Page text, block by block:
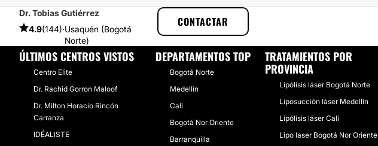
Dr. Tobias Gutiérrez
4.9(144)·Usaquén (Bogotá
Norte)
CONTACTAR
CLINICASESTETICAS EXPERIENCIAS SOBRE LIPÓLISIS LÁSER
ÚLTIMOS CENTROS VISTOS
Centro Elite
Dr. Rachid Gorron Maloof
Dr. Milton Horacio Rincón
Carranza
IDÉALISTE
DEPARTAMENTOS TOP
Bogotá Norte
Medellín
Cali
Bogotá Nor Oriente
Barranquilla
TRATAMIENTOS POR
PROVINCIA
Lipólisis láser Bogotá Norte
Liposucción láser Medellín
Lipólisis láser Cali
Lipo laser Bogotá Nor Oriente